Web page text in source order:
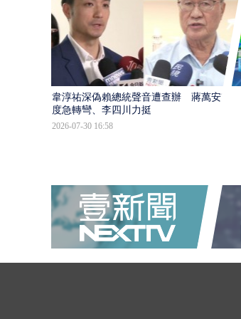
韋淳祐深偽賴總統聲音遭查辦 蔣萬安態
度急轉彎、李四川力挺
2026-07-30 16:58